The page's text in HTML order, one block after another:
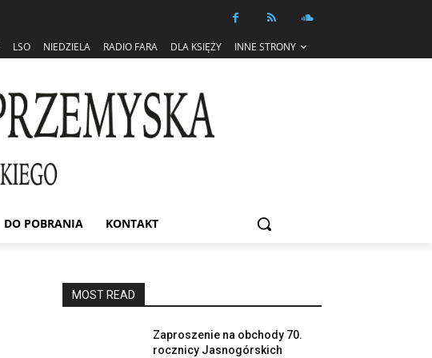
LSO NIEDZIELA RADIO FARA DLA KSIĘŻY INNE STRONY
DO POBRANIA KONTAKT
MOST READ
Zaproszenie na obchody 70.
rocznicy Jasnogórskich